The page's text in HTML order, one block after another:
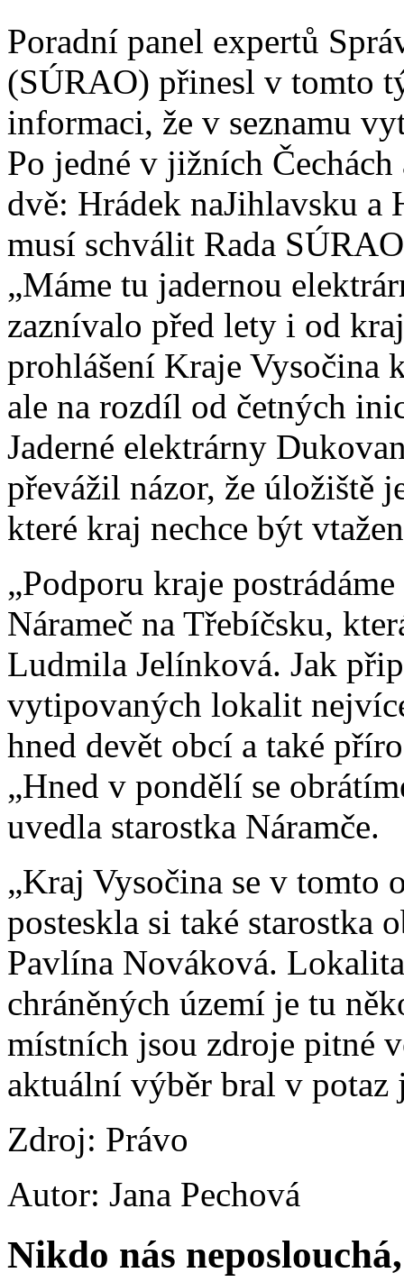
Poradní panel expertů
(SÚRAO) přinesl v tomto
informaci, že v seznamu
Po jedné v jižních
dvě: Hrádek naJihlavsku
musí schválit Rada
„Máme tu jadernou
zaznívalo před lety i od
prohlášení Kraje Vysočina
ale na rozdíl od četných
Jaderné elektrárny
převážil názor, že úložiště
které kraj nechce být
„Podporu kraje
Nárameč na Třebíčsku,
Ludmila Jelínková. Jak
vytipovaných lokalit
hned devět obcí a také
„Hned v pondělí se
uvedla starostka Náramče.
„Kraj Vysočina se v tomto
posteskla si také starostka
Pavlína Nováková.
chráněných území je tu
místních jsou zdroje pitné
aktuální výběr bral v potaz
Zdroj: Právo
Autor: Jana Pechová
Nikdo nás